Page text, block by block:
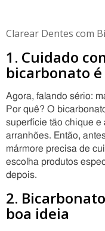
Clarear Dentes com
1. Cuidado
bicarbonato
Agora, falando sério:
Por quê? O
superfície tão chique e
arranhões. Então,
mármore precisa de
escolha produtos
depois.
2.
boa ideia